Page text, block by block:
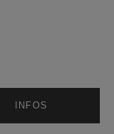
INFOS